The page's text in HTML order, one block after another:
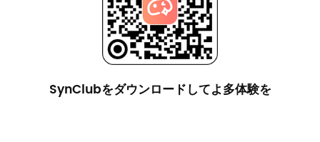
SynClubをダウンロードしてよ多体験を